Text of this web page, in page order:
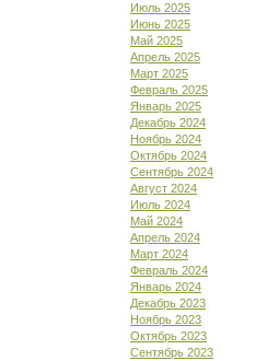
Июль 2025
Июнь 2025
Май 2025
Апрель 2025
Март 2025
Февраль 2025
Январь 2025
Декабрь 2024
Ноябрь 2024
Октябрь 2024
Сентябрь 2024
Август 2024
Июль 2024
Май 2024
Апрель 2024
Март 2024
Февраль 2024
Январь 2024
Декабрь 2023
Ноябрь 2023
Октябрь 2023
Сентябрь 2023